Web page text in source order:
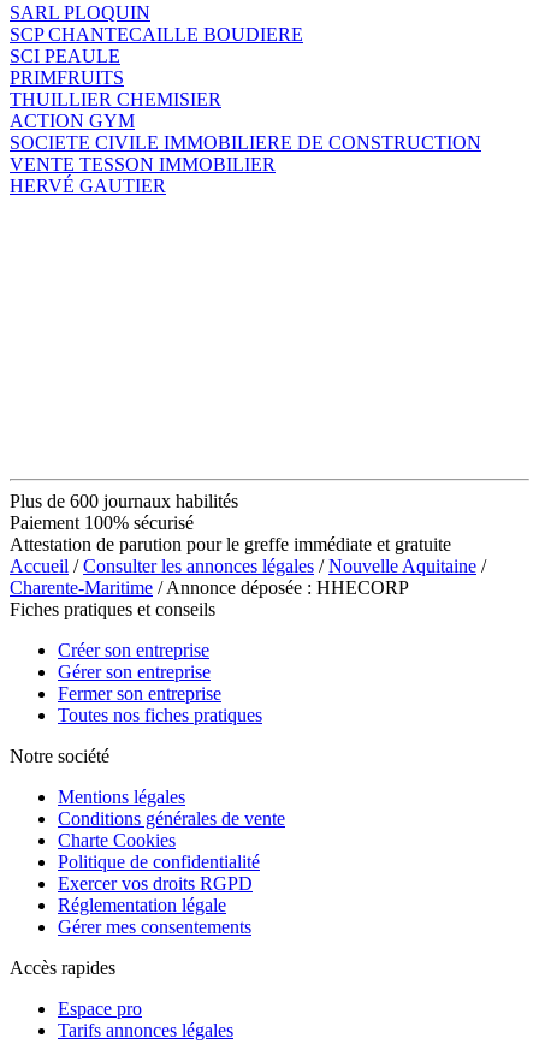
SARL PLOQUIN
SCP CHANTECAILLE BOUDIERE
SCI PEAULE
PRIMFRUITS
THUILLIER CHEMISIER
ACTION GYM
SOCIETE CIVILE IMMOBILIERE DE CONSTRUCTION
VENTE TESSON IMMOBILIER
HERVÉ GAUTIER
Plus de 600 journaux habilités
Paiement 100% sécurisé
Attestation de parution pour le greffe immédiate et gratuite
Accueil /Consulter les annonces légales /Nouvelle Aquitaine /
Charente-Maritime / Annonce déposée : HHECORP
Fiches pratiques et conseils
Créer son entreprise
Gérer son entreprise
Fermer son entreprise
Toutes nos fiches pratiques
Notre société
Mentions légales
Conditions générales de vente
Charte Cookies
Politique de confidentialité
Exercer vos droits RGPD
Réglementation légale
Gérer mes consentements
Accès rapides
Espace pro
Tarifs annonces légales